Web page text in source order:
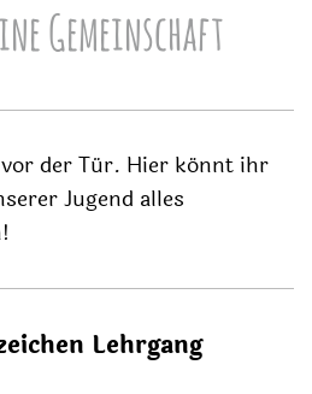
Gemeinschaft
der Tür. Hier könnt ihr
Jugend alles
Lehrgang